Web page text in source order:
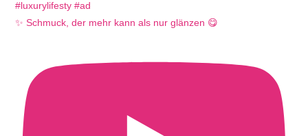
✨ Schmuck, der mehr kann als nur glänzen 😋